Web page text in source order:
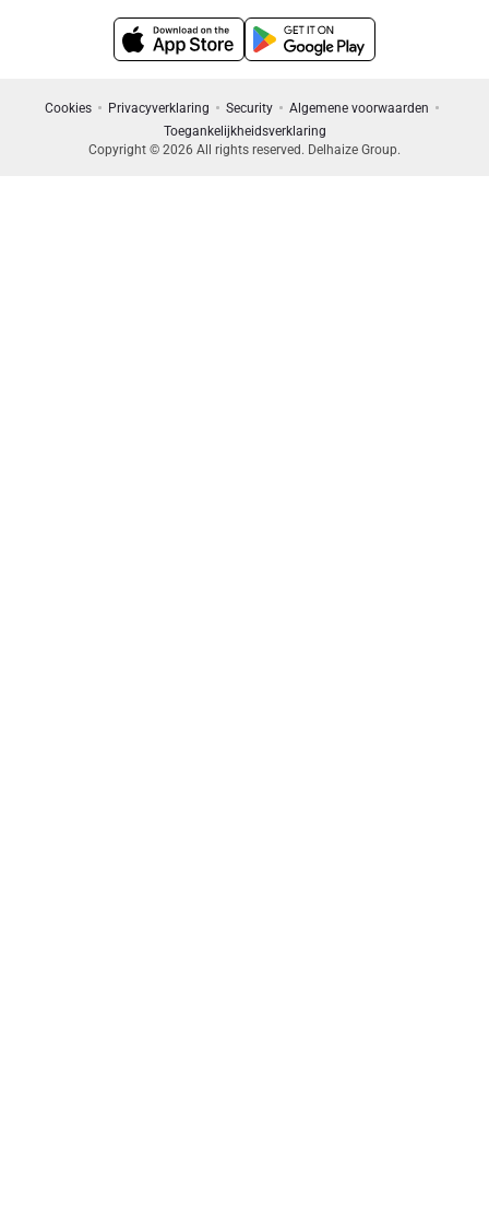
Cookies Privacyverklaring Security
Algemene voorwaarden
Toegankelijkheidsverklaring
Copyright © 2026 All rights reserved. Delhaize Group.